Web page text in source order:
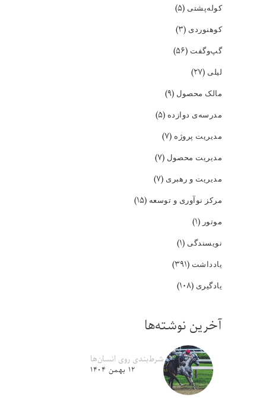
کوله‌پشتی (۵)
کوهنوردی (۳)
گپ‌و‌گفت (۵۶)
لیلی (۲۷)
مالک محصول (۹)
مدرسه‌ی دوازده (۵)
مدیریت پروژه (۷)
مدیریت محصول (۷)
مدیریت و رهبری (۷)
مرکز نوآوری و توسعه (۱۵)
موتور (۱)
نویسندگی (۱)
یادداشت (۳۹۱)
یادگیری (۱۰۸)
آخرین نوشته‌ها
شرط‌بندی روی انسان‌ها
۱۲ بهمن ۱۴۰۴